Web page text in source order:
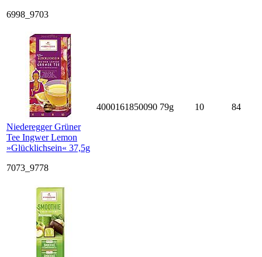
6998_9703
Niederegger Grüner
Tee Ingwer Lemon
»Glücklichsein« 37,5g
7073_9778
4000161850090 79g 10 84